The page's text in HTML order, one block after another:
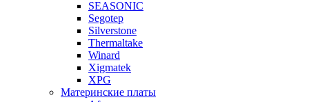
SEASONIC
Segotep
Silverstone
Thermaltake
Winard
Xigmatek
XPG
Материнские платы